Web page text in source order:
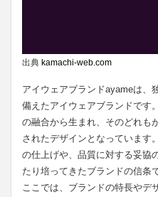
出典 kamachi-web.com
アイウェアブランドayameは、
備えたアイウェアブランドです
の融合から生まれ、そのどれも
されたデザインとなっています
の仕上げや、品質に対する妥協
たり培ってきたブランドの信条
ここでは、ブランドの特長やデ